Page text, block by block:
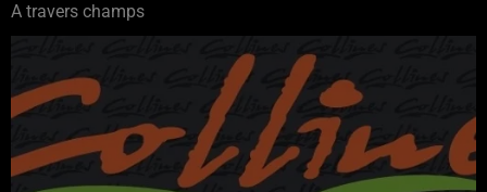
A travers champs